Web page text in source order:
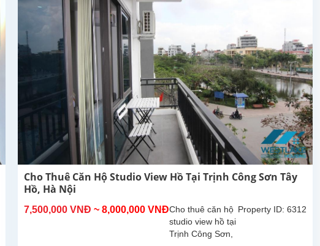
Cho Thuê Căn Hộ Studio View Hồ Tại Trịnh Công Sơn Tây
Hồ, Hà Nội
7,500,000 VNĐ ~ 8,000,000 VNĐ Property ID: 6312
Cho thuê căn hộ
studio view hồ tại
Trịnh Công Sơn,